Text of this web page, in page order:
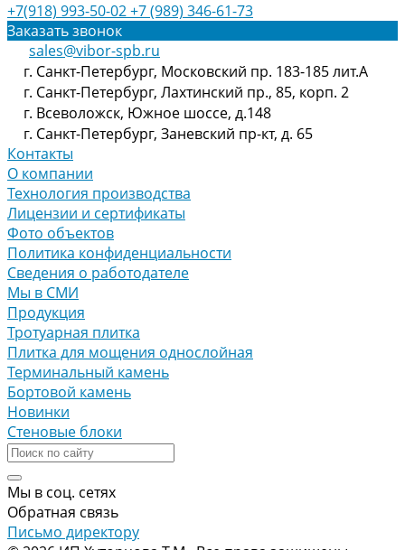
+7(918) 993-50-02+7 (989) 346-61-73
Заказать звонок
sales@vibor-spb.ru
г. Санкт-Петербург, Московский пр. 183-185 лит.А
г. Санкт-Петербург, Лахтинский пр., 85, корп. 2
г. Всеволожск, Южное шоссе, д.148
г. Санкт-Петербург, Заневский пр-кт, д. 65
Контакты
О компании
Технология производства
Лицензии и сертификаты
Фото объектов
Политика конфиденциальности
Сведения о работодателе
Мы в СМИ
Продукция
Тротуарная плитка
Плитка для мощения однослойная
Терминальный камень
Бортовой камень
Новинки
Стеновые блоки
Мы в соц. сетях
Обратная связь
Письмо директору